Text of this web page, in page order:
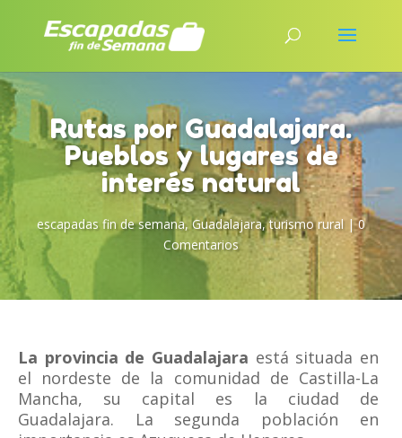
Rutas por Guadalajara.
Pueblos y lugares de
interés natural
escapadas fin de semana,Guadalajara,turismo rural|0
Comentarios
La provincia de Guadalajara está situada en
el nordeste de la comunidad de Castilla-La
Mancha, su capital es la ciudad de
Guadalajara. La segunda población en